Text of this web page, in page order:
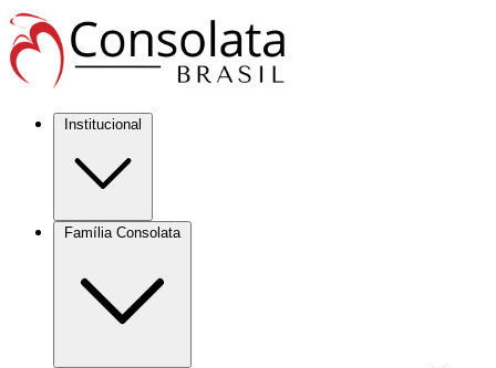
Institucional
Família Consolata